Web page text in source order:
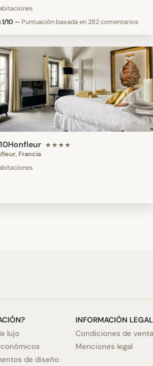
10— Puntuación basada en 282 comentarios
★★★★
Francia
lujo
de diseño
INFORMACIÓN LEGAL
Condiciones de venta
Menciones legal